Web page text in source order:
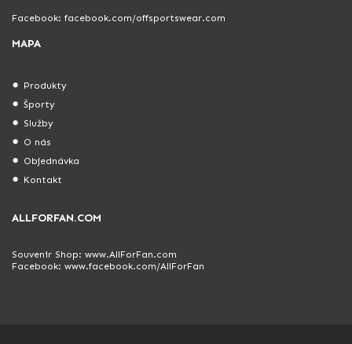
Facebook: facebook.com/offsportswear.com
MAPA
Produkty
Športy
Služby
O nás
Objednávka
Kontakt
ALLFORFAN.COM
Souvenir Shop: www.AllForFan.com
Facebook: www.facebook.com/AllForFan